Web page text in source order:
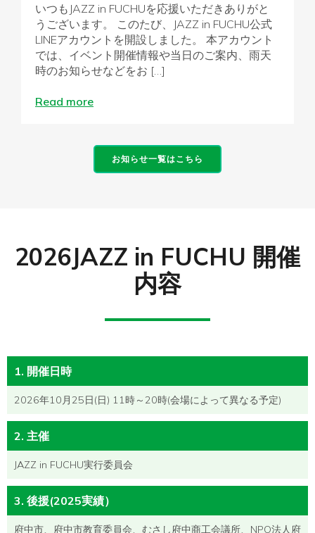
いつもJAZZ in FUCHUを応援いただきありがと
うございます。 このたび、JAZZ in FUCHU公式
LINEアカウントを開設しました。 本アカウント
では、イベント開催情報や当日のご案内、雨天
時のお知らせなどをお […]
Read more
お知らせ一覧はこちら
2026JAZZ in FUCHU 開催
内容
1. 開催日時
2026年10月25日(日) 11時～20時(会場によって異なる予定)
2. 主催
JAZZ in FUCHU実行委員会
3. 後援(2025実績）
府中市、府中市教育委員会、むさし府中商工会議所、NPO法人府